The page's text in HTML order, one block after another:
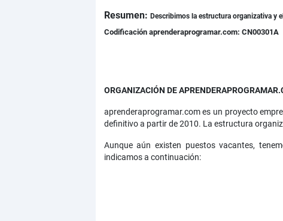
Resumen: Describimos la estructura organizativa y
Codificación aprenderaprogramar.com: CN00301A
ORGANIZACIÓN DE
aprenderaprogramar.com es un proyecto
definitivo a partir de 2010. La estructura
Aunque aún existen puestos vacantes,
indicamos a continuación: